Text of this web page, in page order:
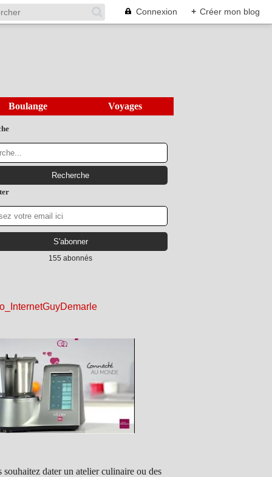
Connexion + Créer mon blog
Boulange Voyages
155 abonnés
souhaitez dater un atelier culinaire ou des